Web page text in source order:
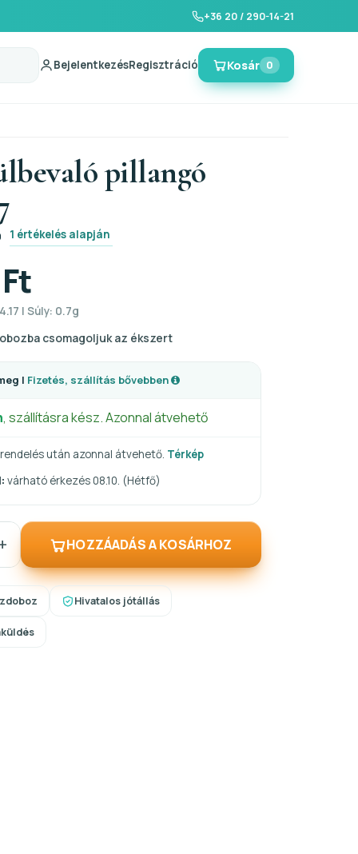
+36 20 / 290-14-21
BejelentkezésRegisztráció Kosár 0
pillangó
1 értékelés alapján
| Súly: 0.7g
csomagoljuk az ékszert
| Fizetés, szállítás bővebben
, szállításra kész. Azonnal átvehető
után azonnal átvehető. Térkép
várható érkezés 08.10. (Hétfő)
HOZZÁADÁS A KOSÁRHOZ
Hivatalos jótállás